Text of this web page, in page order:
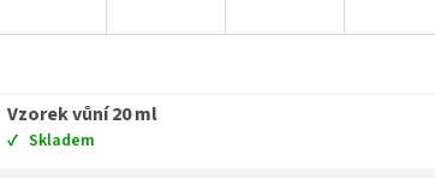
Vzorek vůní 20 ml
Skladem